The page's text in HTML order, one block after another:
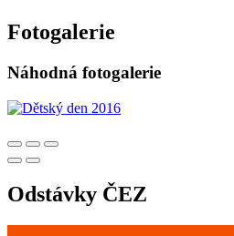
Fotogalerie
Náhodná fotogalerie
Odstávky ČEZ